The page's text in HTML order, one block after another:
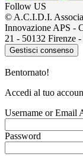
Follow US
© A.C.I.D.I.
Innovazione APS -
21 - 50132
Gestisci consenso
Bentornato!
Accedi al tuo
Username or Email
Password